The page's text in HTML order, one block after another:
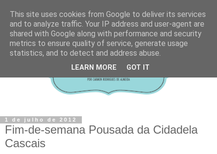
1 de julho de 2012
Fim-de-semana Pousada da Cidadela
Cascais
This site uses cookies from Google to deliver its services
and to analyze traffic. Your IP address and user-agent are
shared with Google along with performance and security
metrics to ensure quality of service, generate usage
statistics, and to detect and address abuse.
LEARN MORE GOT IT